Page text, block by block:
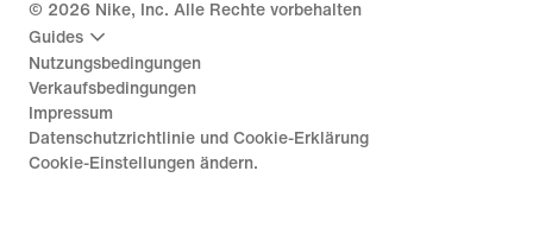
© 2026 Nike, Inc. Alle Rechte vorbehalten
Guides
Nutzungsbedingungen
Verkaufsbedingungen
Impressum
Datenschutzrichtlinie und Cookie-Erklärung
Cookie-Einstellungen ändern.